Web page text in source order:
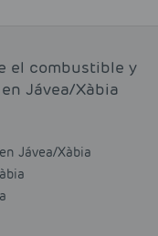
el combustible y
Jávea/Xàbia
Jávea/Xàbia